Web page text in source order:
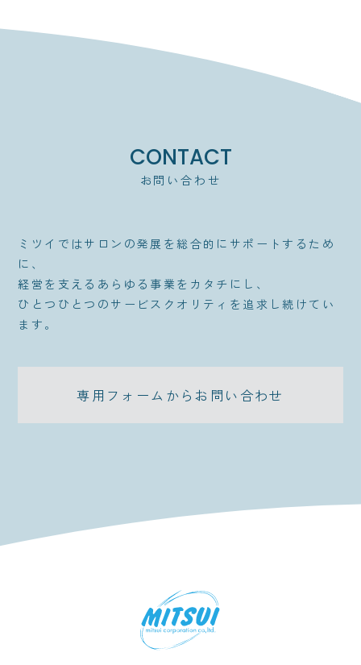
CONTACT
お問い合わせ
ミツイではサロンの発展を総合的にサポートするため
に、
経営を支えるあらゆる事業をカタチにし、
ひとつひとつのサービスクオリティを追求し続けてい
ます。
専用フォームからお問い合わせ